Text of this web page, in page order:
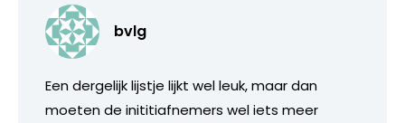
bvlg
Een dergelijk lijstje lijkt wel leuk, maar dan
moeten de inititiafnemers wel iets meer